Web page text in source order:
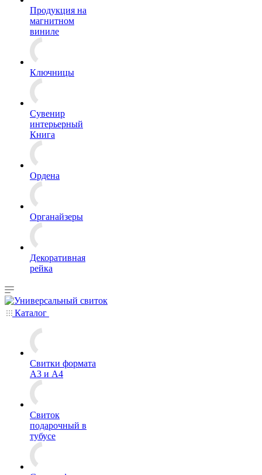
Продукция на
магнитном
виниле
Ключницы
Сувенир
интерьерный
Книга
Ордена
Органайзеры
Декоративная
рейка
Каталог
Свитки формата
А3 и А4
Свиток
подарочный в
тубусе